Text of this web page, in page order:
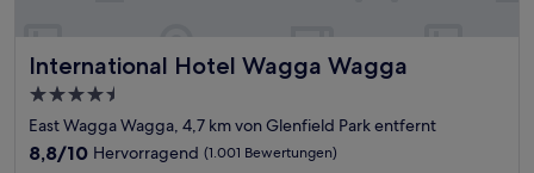
International Hotel Wagga Wagga
International Hotel Wagga Wagga
4.5-
Sterne-
Unterkunft
East Wagga Wagga, 4,7 km von Glenfield Park entfernt
8.8
8,8/10 Hervorragend (1.001 Bewertungen)